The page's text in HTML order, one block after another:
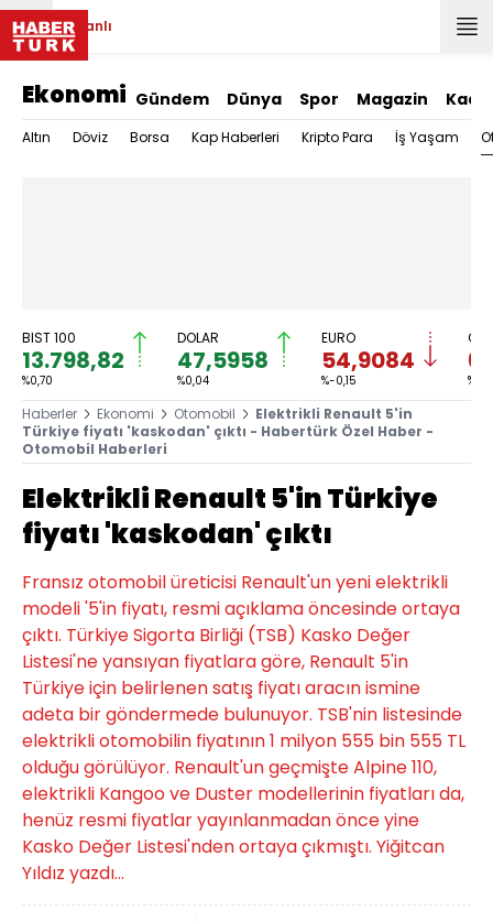
Canlı
Ekonomi Gündem Dünya Spor Magazin
Altın Döviz Borsa Kap Haberleri Kripto Para İş Yaşam
BIST 100
13.798,82
%0,70
DOLAR
47,5958
%0,04
EURO
54,9084
%-0,15 %-
Haberler Ekonomi Otomobil
Elektrikli Renault 5'in
Türkiye fiyatı 'kaskodan' çıktı - Habertürk Özel Haber -
Otomobil Haberleri
Elektrikli Renault 5'in Türkiye
fiyatı 'kaskodan' çıktı
Fransız otomobil üreticisi Renault'un yeni elektrikli
modeli '5'in fiyatı, resmi açıklama öncesinde ortaya
çıktı. Türkiye Sigorta Birliği (TSB) Kasko Değer
Listesi'ne yansıyan fiyatlara göre, Renault 5'in
Türkiye için belirlenen satış fiyatı aracın ismine
adeta bir göndermede bulunuyor. TSB'nin listesinde
elektrikli otomobilin fiyatının 1 milyon 555 bin 555 TL
olduğu görülüyor. Renault'un geçmişte Alpine 110,
elektrikli Kangoo ve Duster modellerinin fiyatları da,
henüz resmi fiyatlar yayınlanmadan önce yine
Kasko Değer Listesi'nden ortaya çıkmıştı. Yiğitcan
Yıldız yazdı...